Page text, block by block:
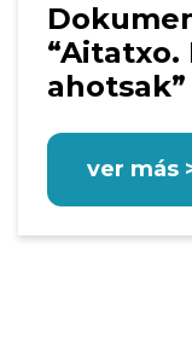
ahotsak”
ver más